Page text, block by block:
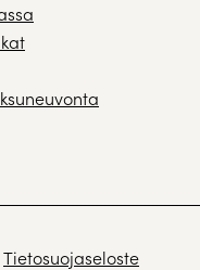
Tietosuojaseloste